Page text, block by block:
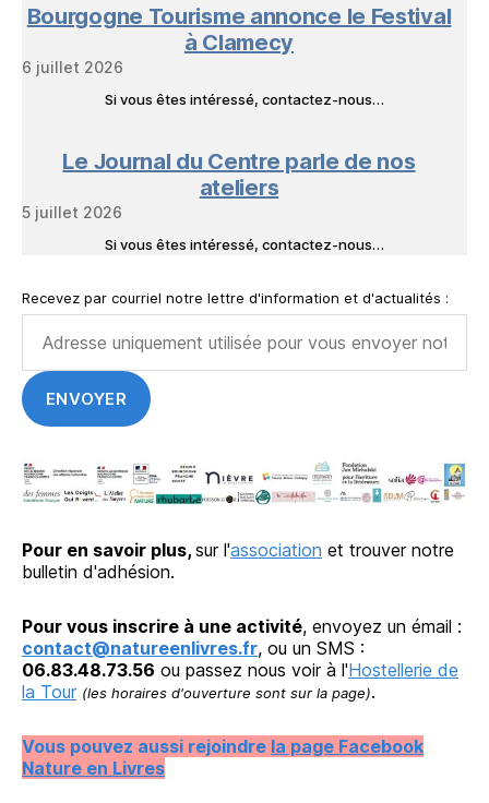
Bourgogne Tourisme annonce le Festival
à Clamecy
6 juillet 2026
Si vous êtes intéressé, contactez-nous…
Le Journal du Centre parle de nos
ateliers
5 juillet 2026
Si vous êtes intéressé, contactez-nous…
Recevez par courriel notre lettre d'information et d'actualités :
Pour en savoir plus, sur l'association et trouver notre
bulletin d'adhésion.
Pour vous inscrire à une activité, envoyez un émail :
contact@natureenlivres.fr, ou un SMS :
06.83.48.73.56 ou passez nous voir à l'Hostellerie de
la Tour (les horaires d'ouverture sont sur la page).
Vous pouvez aussi rejoindre la page Facebook
Nature en Livres